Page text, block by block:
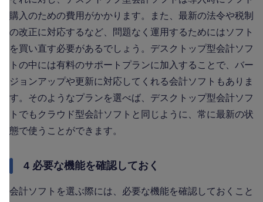
購入のための費用がかかります。また、最新の法令や税制
の改正に対応するなど、問題なく運用するためにはソフト
を買い直す必要があるでしょう。デスクトップ型会計ソフ
トの中には有料のサポートプランに加入することで、バー
ジョンアップや更新に対応してくれる会計ソフトもありま
す。そのようなプランを選べば、デスクトップ型会計ソフ
トでもクラウド型会計ソフトと同じように、常に最新の状
態で使うことができます。
4 必要な機能を確認しておく
会計ソフトを選ぶ際には、必要な機能を確認しておくこと